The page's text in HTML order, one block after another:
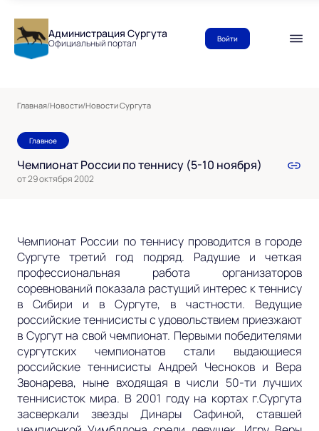
Администрация Сургута
Официальный портал Войти
Главная/Новости/Новости Сургута
Главное
Чемпионат России по теннису (5-10 ноября)
от 29 октября 2002
Чемпионат России по теннису проводится в городе
Сургуте третий год подряд. Радушие и четкая
профессиональная работа организаторов
соревнований показала растущий интерес к теннису
в Сибири и в Сургуте, в частности. Ведущие
российские теннисисты с удовольствием приезжают
в Сургут на свой чемпионат. Первыми победителями
сургутских чемпионатов стали выдающиеся
российские теннисисты Андрей Чесноков и Вера
Звонарева, ныне входящая в числи 50-ти лучших
теннисисток мира. В 2001 году на кортах г.Сургута
засверкали звезды Динары Сафиной, ставшей